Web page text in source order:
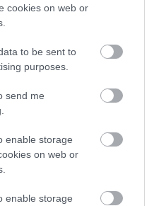
cookies on web or
to be sent to
purposes.
send me
enable storage
on web or
enable storage
védd meg a